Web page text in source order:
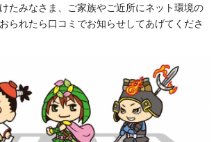
たみなさま、ご家族やご近所にネット環境の
られたら口コミでお知らせしてあげてくださ